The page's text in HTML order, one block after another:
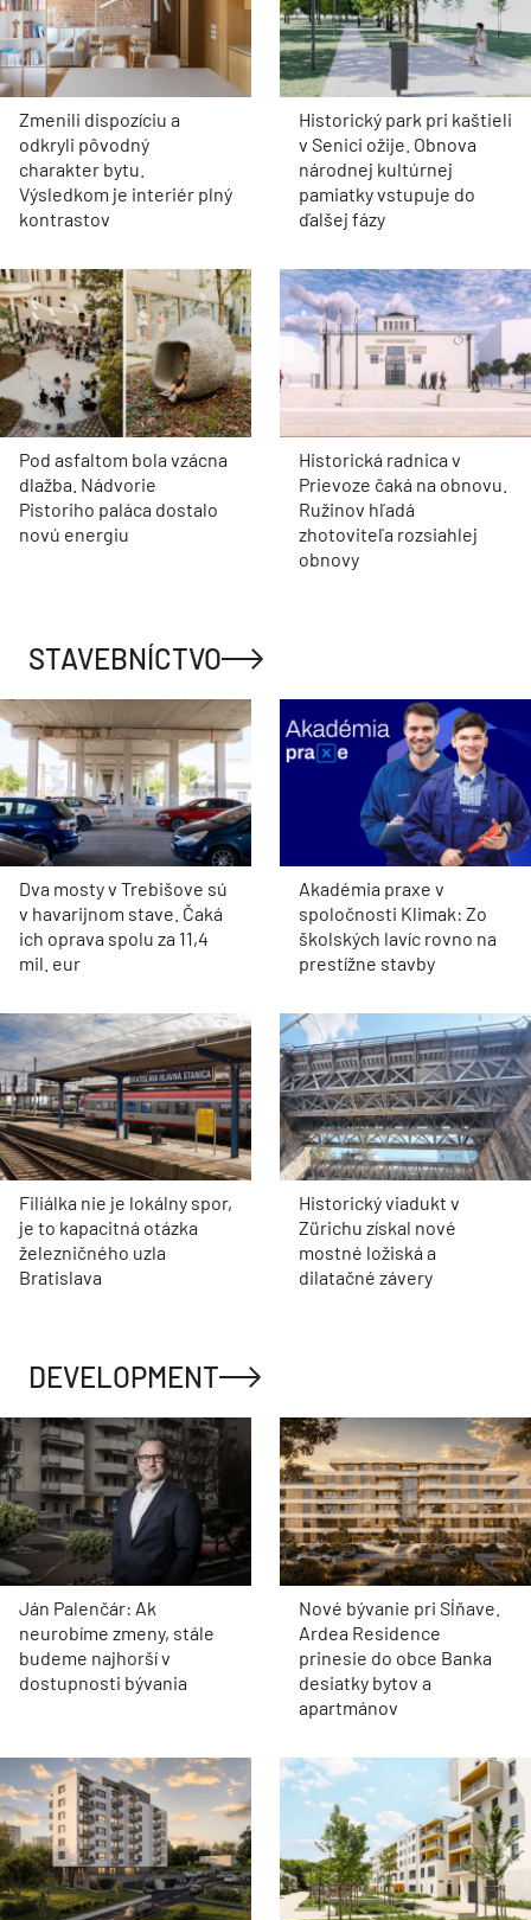
Zmenili dispozíciu a
odkryli pôvodný
charakter bytu.
Výsledkom je interiér plný
kontrastov
Historický park pri kaštieli
v Senici ožije. Obnova
národnej kultúrnej
pamiatky vstupuje do
ďalšej fázy
Pod asfaltom bola vzácna
dlažba. Nádvorie
Pistoriho paláca dostalo
novú energiu
Historická radnica v
Prievoze čaká na obnovu.
Ružinov hľadá
zhotoviteľa rozsiahlej
obnovy
STAVEBNÍCTVO
Dva mosty v Trebišove sú
v havarijnom stave. Čaká
ich oprava spolu za 11,4
mil. eur
Akadémia praxe v
spoločnosti Klimak: Zo
školských lavíc rovno na
prestížne stavby
Filiálka nie je lokálny spor,
je to kapacitná otázka
železničného uzla
Bratislava
Historický viadukt v
Zürichu získal nové
mostné ložiská a
dilatačné závery
DEVELOPMENT
Ján Palenčár: Ak
neurobíme zmeny, stále
budeme najhorší v
dostupnosti bývania
Nové bývanie pri Sĺňave.
Ardea Residence
prinesie do obce Banka
desiatky bytov a
apartmánov